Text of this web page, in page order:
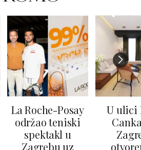
La Roche-Posay
održao teniski
spektakl u
Zagrebu uz
U ulici